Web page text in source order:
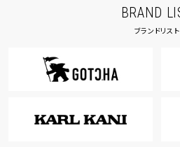
BRAND
ブランドリスト